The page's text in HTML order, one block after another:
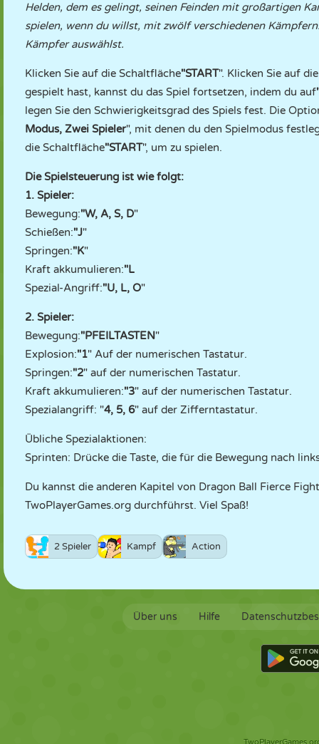
Helden, dem es gelingt, seinen Feinden mit großartigen
spielen, wenn du willst, mit zwölf verschiedenen
Kämpfer auswählst.
Klicken Sie auf die Schaltfläche"START". Klicken Sie auf
gespielt hast, kannst du das Spiel fortsetzen, indem du auf
legen Sie den Schwierigkeitsgrad des Spiels fest. Die
Modus, Zwei Spieler", mit denen du den Spielmodus
die Schaltfläche"START", um zu spielen.
Die Spielsteuerung ist wie folgt:
1. Spieler:
Bewegung:"W, A, S, D"
Schießen:"J"
Springen:"K"
Kraft akkumulieren:"L
Spezial-Angriff:"U, L, O"
2. Spieler:
Bewegung:"PFEILTASTEN"
Explosion:"1" Auf der numerischen Tastatur.
Springen:"2" auf der numerischen Tastatur.
Kraft akkumulieren:"3" auf der numerischen Tastatur.
Spezialangriff: "4, 5, 6" auf der Zifferntastatur.
Übliche Spezialaktionen:
Sprinten: Drücke die Taste, die für die Bewegung nach
Du kannst die anderen Kapitel von Dragon Ball Fierce
TwoPlayerGames.org durchführst. Viel Spaß!
2 Spieler Kampf Action
Über uns Hilfe